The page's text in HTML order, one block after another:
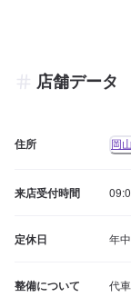
店舗データ
住所 岡
来店受付時間
定休日 年
整備について 代